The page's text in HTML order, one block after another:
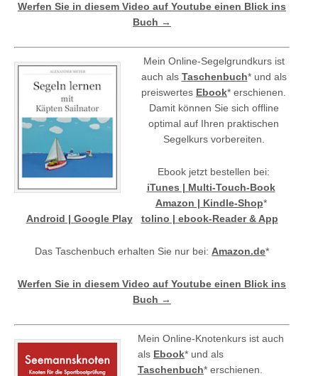
Werfen Sie in diesem Video auf Youtube einen Blick ins
Buch →
Mein Online-Segelgrundkurs ist
auch als Taschenbuch* und als
preiswertes Ebook* erschienen.
Damit können Sie sich offline
optimal auf Ihren praktischen
Segelkurs vorbereiten.
Ebook jetzt bestellen bei:
iTunes | Multi-Touch-Book
Amazon | Kindle-Shop*
Android | Google Play
tolino | ebook-Reader & App
Das Taschenbuch erhalten Sie nur bei: Amazon.de*
Werfen Sie in diesem Video auf Youtube einen Blick ins
Buch →
Mein Online-Knotenkurs ist auch
als Ebook* und als
Taschenbuch* erschienen.